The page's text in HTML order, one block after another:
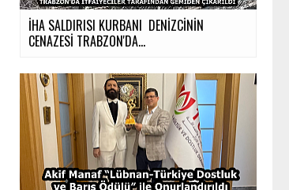
İHA SALDIRISI KURBANI DENİZCİNİN
CENAZESİ TRABZON'DA...